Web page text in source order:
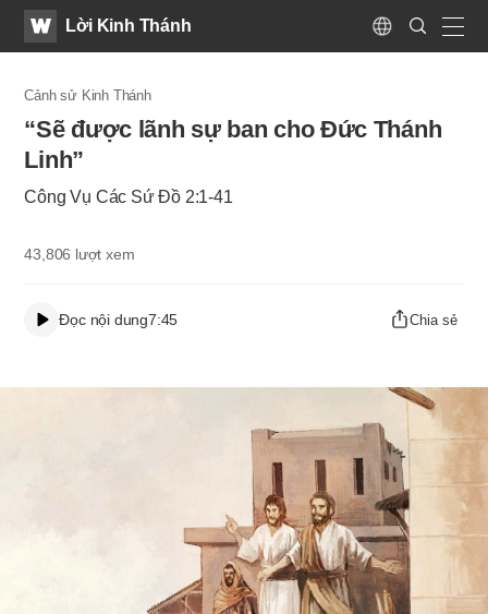
WATVLời Kinh Thánh
Language
Search
Submit
Cảnh sử Kinh Thánh
“Sẽ được lãnh sự ban cho Ðức Thánh
Linh”
Công Vụ Các Sứ Đồ 2:1-41
43,806 lượt xem
Đọc nội dung7:45 Chia sẻ